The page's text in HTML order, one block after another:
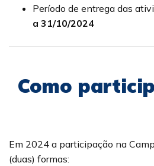
Período de entrega das
a 31/10/2024
Como
Em 2024 a participação na
(duas) formas: